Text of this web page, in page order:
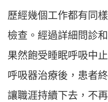
歷經幾個工作都有同
檢查。經過詳細問診
果然飽受睡眠呼吸中
呼吸器治療後，患者
讓職涯持續下去，不